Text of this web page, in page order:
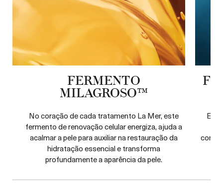
FERMENTO
MILAGROSO™
No coração de cada tratamento La Mer, este
fermento de renovação celular energiza, ajuda a
acalmar a pele para auxiliar na restauração da
hidratação essencial e transforma
profundamente a aparência da pele.